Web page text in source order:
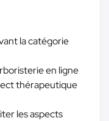
la catégorie
en ligne
thérapeutique
les aspects